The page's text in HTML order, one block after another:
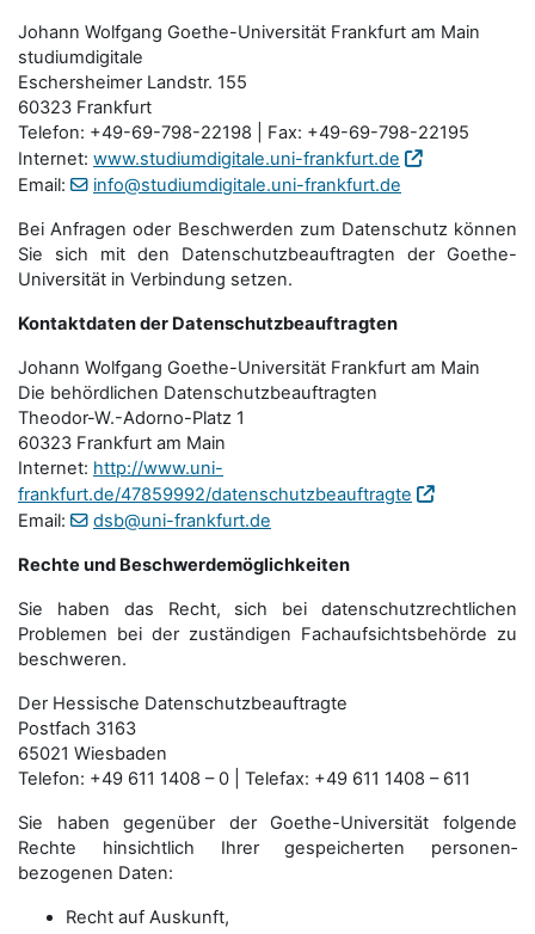
Johann Wolfgang Goethe-Universität Frankfurt am Main
studiumdigitale
Eschersheimer Landstr. 155
60323 Frankfurt
Telefon: +49-69-798-22198 | Fax: +49-69-798-22195
Internet: www.studiumdigitale.uni-frankfurt.de
Email:
info@studiumdigitale.uni-frankfurt.de
Bei Anfragen oder Beschwerden zum Datenschutz können
Sie sich mit den Datenschutz­beauftragten der Goethe-
Universität in Verbindung setzen.
Kontaktdaten der Datenschutzbeauftragten
Johann Wolfgang Goethe-Universität Frankfurt am Main
Die behördlichen Datenschutzbeauftragten
Theodor-W.-Adorno-Platz 1
60323 Frankfurt am Main
Internet: http://www.uni-
frankfurt.de/47859992/datenschutzbeauftragte
Email:
dsb@uni-frankfurt.de
Rechte und Beschwerdemöglichkeiten
Sie haben das Recht, sich bei datenschutzrechtlichen
Problemen bei der zuständigen Fachauf­sichts­behörde zu
beschweren.
Der Hessische Datenschutzbeauftragte
Postfach 3163
65021 Wiesbaden
Telefon: +49 611 1408 – 0 | Telefax: +49 611 1408 – 611
Sie haben gegenüber der Goethe-Universität folgende
Rechte hinsichtlich Ihrer gespeicherten personen­
bezogenen Daten:
Recht auf Auskunft,